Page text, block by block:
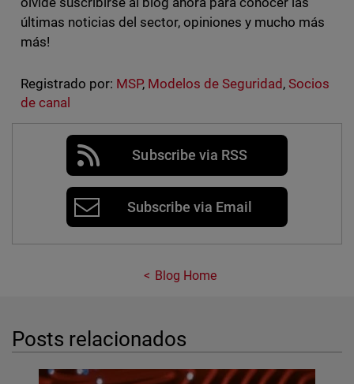
últimas noticias del sector, opiniones y mucho más
más!
Registrado por: MSP, Modelos de Seguridad ,Socios
de canal
Subscribe via RSS
Subscribe via Email
Blog Home
Posts relacionados